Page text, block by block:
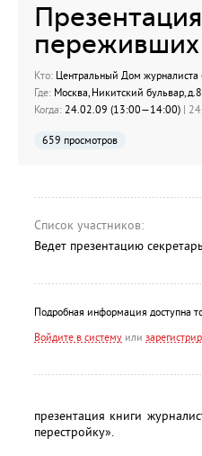
переживших
Кто: Центральный Дом
Где: Москва, Никитский бульвар,
Когда: 24.02.09 (13:00—14:00) |
659 просмотров
Список участников:
Ведет презентацию
Подробная информация доступна
Войдите в систему или
презентация книги
перестройку».